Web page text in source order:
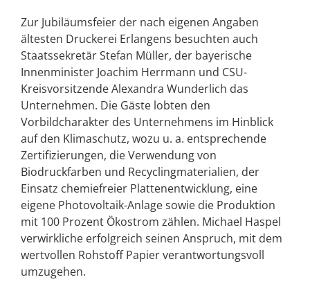
Zur Jubiläumsfeier der nach eigenen Angaben
ältesten Druckerei Erlangens besuchten auch
Staatssekretär Stefan Müller, der bayerische
Innenminister Joachim Herrmann und CSU-
Kreisvorsitzende Alexandra Wunderlich das
Unternehmen. Die Gäste lobten den
Vorbildcharakter des Unternehmens im Hinblick
auf den Klimaschutz, wozu u. a. entsprechende
Zertifizierungen, die Verwendung von
Biodruckfarben und Recyclingmaterialien, der
Einsatz chemiefreier Plattenentwicklung, eine
eigene Photovoltaik-Anlage sowie die Produktion
mit 100 Prozent Ökostrom zählen. Michael Haspel
verwirkliche erfolgreich seinen Anspruch, mit dem
wertvollen Rohstoff Papier verantwortungsvoll
umzugehen.